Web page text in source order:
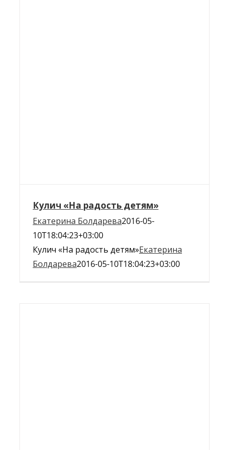
Кулич «На радость детям»
Екатерина Болдарева2016-05-
10T18:04:23+03:00
Кулич «На радость детям»Екатерина
Болдарева2016-05-10T18:04:23+03:00